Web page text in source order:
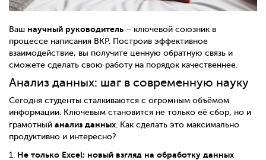
Ваш научный руководитель – ключевой союзник в
процессе написания ВКР. Построив эффективное
взаимодействие, вы получите ценную обратную связь и
сможете сделать свою работу на порядок качественнее.
Анализ данных: шаг в современную науку
Сегодня студенты сталкиваются с огромным объёмом
информации. Ключевым становится не только её сбор, но и
грамотный анализ данных . Как сделать это максимально
продуктивно и интересно?
1. Не только Excel: новый взгляд на обработку данных